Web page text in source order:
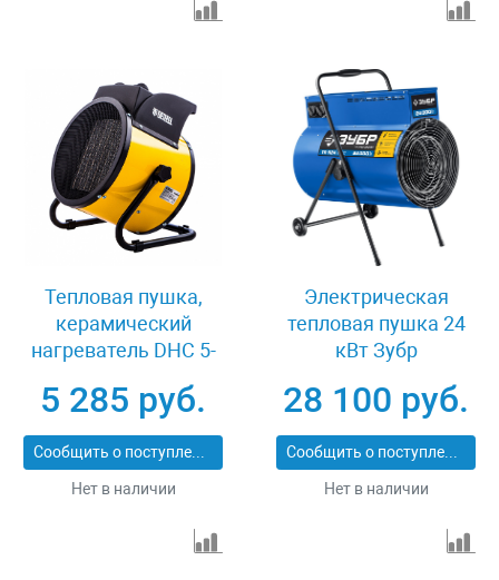
Тепловая пушка,
керамический
нагреватель DHC 5-
кВт Denzel 96428
5 285 руб.
Сообщить о поступлении
Нет в наличии
Электрическая
тепловая пушка 24
кВт Зубр
28 100 руб.
Сообщить о поступлении
Нет в наличии